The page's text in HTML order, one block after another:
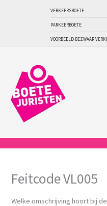
VERKEERSBOETE
PARKEERBOETE
VOORBEELD BEZWAAR
Feitcode VL005
Welke omschrijving hoort bij